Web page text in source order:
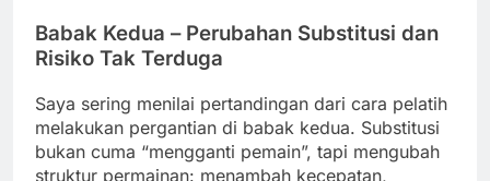
Babak Kedua – Perubahan Substitusi dan
Risiko Tak Terduga
Saya sering menilai pertandingan dari cara pelatih
melakukan pergantian di babak kedua. Substitusi
bukan cuma “mengganti pemain”, tapi mengubah
struktur permainan: menambah kecepatan,